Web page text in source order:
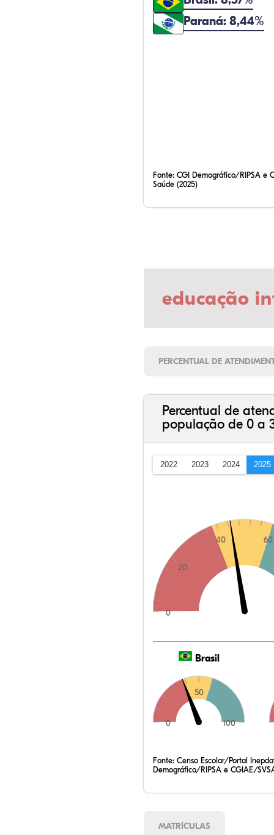
Paraná: 8,44%
Fonte: CGI Demográfico/RIPSA e
Saúde (2025)
educação
PERCENTUAL DE
Percentual de
população de 0 a
2022 2023 2024 2025
0
20
40 60
Brasil
0
50
100
Fonte: Censo Escolar/Portal
Demográfico/RIPSA e CGIAE/
MATRÍCULAS